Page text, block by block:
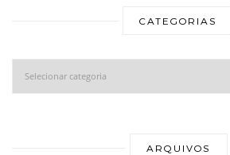
CATEGORIAS
Categorias
ARQUIVOS